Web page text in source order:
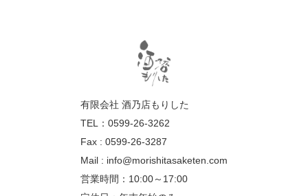
有限会社 酒乃店もりした
TEL：0599-26-3262
Fax : 0599-26-3287
Mail : info@morishitasaketen.com
営業時間：10:00～17:00